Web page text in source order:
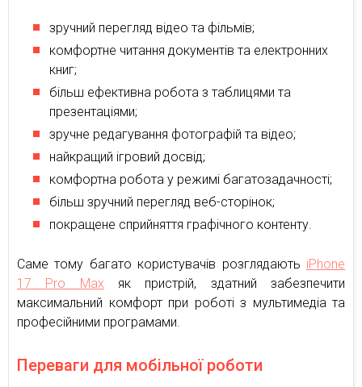
зручний перегляд відео та фільмів;
комфортне читання документів та електронних
книг;
більш ефективна робота з таблицями та
презентаціями;
зручне редагування фотографій та відео;
найкращий ігровий досвід;
комфортна робота у режимі багатозадачності;
більш зручний перегляд веб-сторінок;
покращене сприйняття графічного контенту.
Саме тому багато користувачів розглядають iPhone
17 Pro Max як пристрій, здатний забезпечити
максимальний комфорт при роботі з мультимедіа та
професійними програмами.
Переваги для мобільної роботи